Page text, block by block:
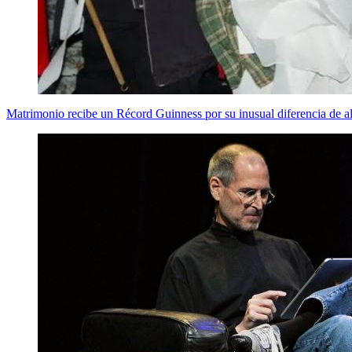
Matrimonio recibe un Récord Guinness por su inusual diferencia de